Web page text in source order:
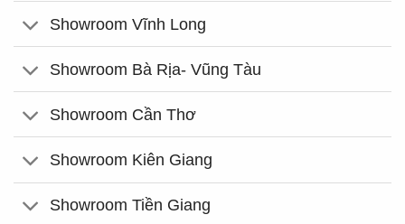
Showroom Vĩnh Long
Showroom Bà Rịa- Vũng Tàu
Showroom Cần Thơ
Showroom Kiên Giang
Showroom Tiền Giang